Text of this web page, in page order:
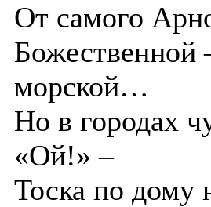
От самого
Божественной
морской…
Но в городах
«Ой!» –
Тоска по дому